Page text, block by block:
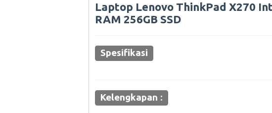
Laptop Lenovo ThinkPad X270
RAM 256GB SSD
Spesifikasi
Kelengkapan :